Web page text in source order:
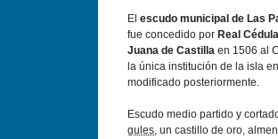
El escudo municipal de Las
fue concedido por Real
Juana de Castilla en 1506 al
la única institución de la isla
modificado posteriormente.
Escudo medio partido y
gules, un castillo de oro,